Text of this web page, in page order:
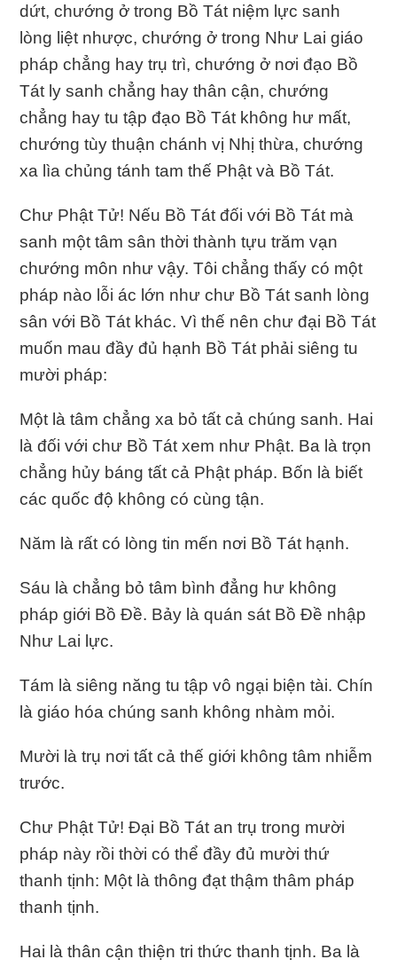
dứt, chướng ở trong Bồ Tát niệm lực sanh
lòng liệt nhược, chướng ở trong Như Lai giáo
pháp chẳng hay trụ trì, chướng ở nơi đạo Bồ
Tát ly sanh chẳng hay thân cận, chướng
chẳng hay tu tập đạo Bồ Tát không hư mất,
chướng tùy thuận chánh vị Nhị thừa, chướng
xa lìa chủng tánh tam thế Phật và Bồ Tát.
Chư Phật Tử! Nếu Bồ Tát đối với Bồ Tát mà
sanh một tâm sân thời thành tựu trăm vạn
chướng môn như vậy. Tôi chẳng thấy có một
pháp nào lỗi ác lớn như chư Bồ Tát sanh lòng
sân với Bồ Tát khác. Vì thế nên chư đại Bồ Tát
muốn mau đầy đủ hạnh Bồ Tát phải siêng tu
mười pháp:
Một là tâm chẳng xa bỏ tất cả chúng sanh. Hai
là đối với chư Bồ Tát xem như Phật. Ba là trọn
chẳng hủy báng tất cả Phật pháp. Bốn là biết
các quốc độ không có cùng tận.
Năm là rất có lòng tin mến nơi Bồ Tát hạnh.
Sáu là chẳng bỏ tâm bình đẳng hư không
pháp giới Bồ Ðề. Bảy là quán sát Bồ Ðề nhập
Như Lai lực.
Tám là siêng năng tu tập vô ngại biện tài. Chín
là giáo hóa chúng sanh không nhàm mỏi.
Mười là trụ nơi tất cả thế giới không tâm nhiễm
trước.
Chư Phật Tử! Ðại Bồ Tát an trụ trong mười
pháp này rồi thời có thể đầy đủ mười thứ
thanh tịnh: Một là thông đạt thậm thâm pháp
thanh tịnh.
Hai là thân cận thiện tri thức thanh tịnh. Ba là